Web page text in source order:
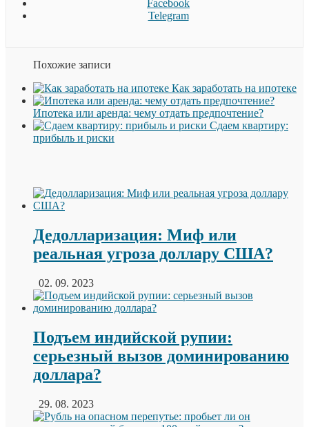
Facebook
Telegram
Похожие записи
Как заработать на ипотеке
Ипотека или аренда: чему отдать предпочтение?
Сдаем квартиру:
прибыль и риски
Дедолларизация: Миф или
реальная угроза доллару США?
02. 09. 2023
Подъем индийской рупии:
серьезный вызов доминированию
доллара?
29. 08. 2023